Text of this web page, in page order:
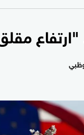
"ارتفاع